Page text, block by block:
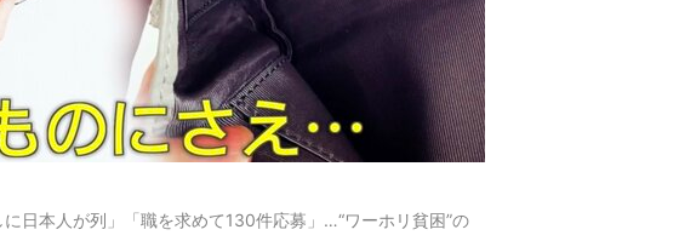
日本人が列」「職を求めて130件応募」…“ワーホリ貧困”の